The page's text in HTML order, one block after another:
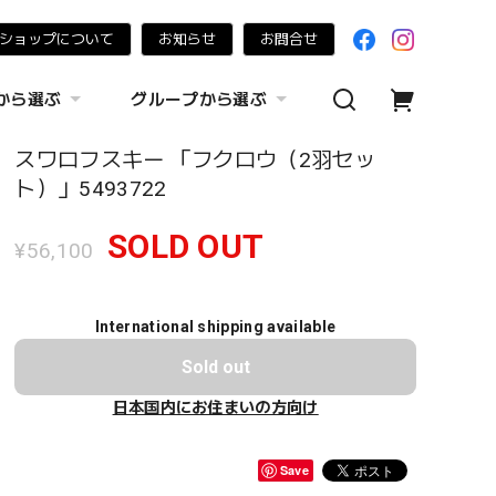
ョップについて お知らせ お問合せ
ら選ぶ グループから選ぶ
スワロフスキー 「フクロウ（2羽セッ
ト）」5493722
¥56,100 SOLD OUT
International shipping available
Sold out
日本国内にお住まいの方向け
Save